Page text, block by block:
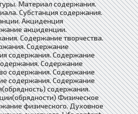
Материал содержания.
Субстанция содержания.
Акциденция
акциденции.
Содержание творчества.
Содержание
содержания. Содержание
Содержание
содержания. Содержание
содержания. Содержание
содержания.
Физическое
физического. Духовное